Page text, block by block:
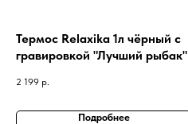
Термос Relaxika 1л чёрный с
гравировкой "Лучший рыбак"
2 199 р.
Подробнее